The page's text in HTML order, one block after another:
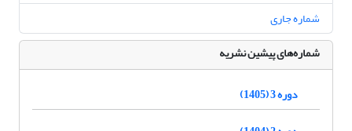
شماره جاری
شماره‌های پیشین نشریه
دوره 3 (1405)